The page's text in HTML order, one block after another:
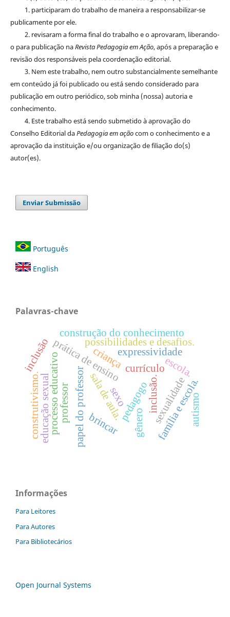
1. participaram do trabalho de maneira a responsabilizar-se
publicamente por ele.
2. revisaram a forma final do trabalho e o aprovaram, liberando-
o para publicação naRevista Pedagogia em Ação, após a preparação e
revisão dos responsáveis pela coordenação editorial.
3. Nem este trabalho, nem outro substancialmente semelhante
em conteúdo já foi publicado ou está sendo considerado para
publicação em outro periódico, sob minha (nossa) autoria e
conhecimento.
4. Este trabalho está sendo submetido à aprovação do
Conselho Editorial daPedagogia em açãocom o conhecimento e a
aprovação da instituição e/ou organização de filiação do(s)
autor(es).
Enviar Submissão
Português
English
Palavras-chave
currículo
prática de ensino
papel do professor inclusão.
expressividade
professor sala de aula.pedagogo
processo educativo
possibilidades e desafios.
educação sexual sexo sexualidade
criança
família e escola.
brincar
construção do conhecimento
escola.
gênero
construtivismo.
inclusão
autismo
Informações
Para Leitores
Para Autores
Para Bibliotecários
Open Journal Systems